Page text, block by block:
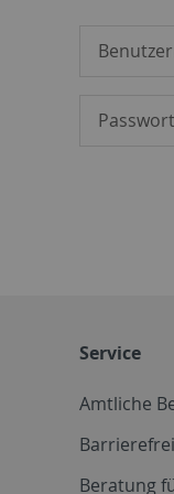
Service
Amtliche
Beratung